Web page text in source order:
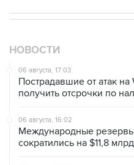
НОВОСТИ
06 августа, 17:03
Пострадавшие от атак
получить отсрочки по
06 августа, 16:02
Международные
сократились на $11,8 млрд